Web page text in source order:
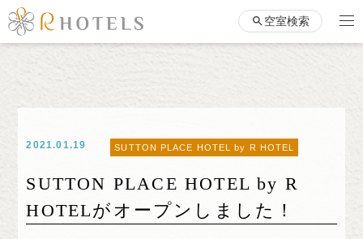
空室検索
2021.01.19 SUTTON PLACE HOTEL by R HOTEL
SUTTON PLACE HOTEL by R
HOTELがオープンしました！